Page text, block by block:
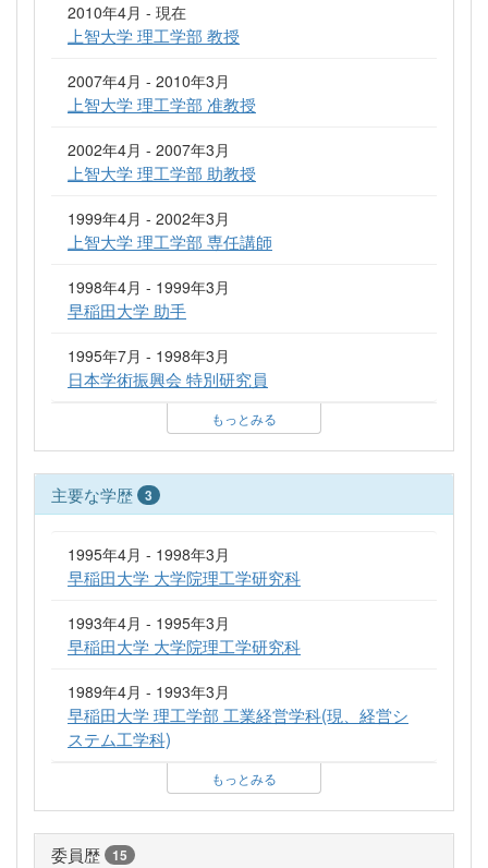
2010年4月 - 現在
上智大学 理工学部 教授
2007年4月 - 2010年3月
上智大学 理工学部 准教授
2002年4月 - 2007年3月
上智大学 理工学部 助教授
1999年4月 - 2002年3月
上智大学 理工学部 専任講師
1998年4月 - 1999年3月
早稲田大学 助手
1995年7月 - 1998年3月
日本学術振興会 特別研究員
もっとみる
主要な学歴 3
1995年4月 - 1998年3月
早稲田大学 大学院理工学研究科
1993年4月 - 1995年3月
早稲田大学 大学院理工学研究科
1989年4月 - 1993年3月
早稲田大学 理工学部 工業経営学科(現、経営シ
ステム工学科)
もっとみる
委員歴 15